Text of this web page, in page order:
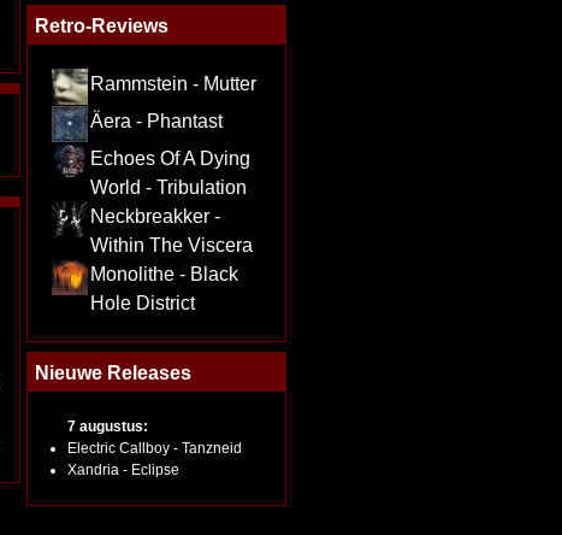
Retro-Reviews
Rammstein - Mutter
Äera - Phantast
Echoes Of A Dying
World - Tribulation
Neckbreakker -
Within The Viscera
Monolithe - Black
Hole District
Nieuwe Releases
7 augustus:
Electric Callboy - Tanzneid
Xandria - Eclipse